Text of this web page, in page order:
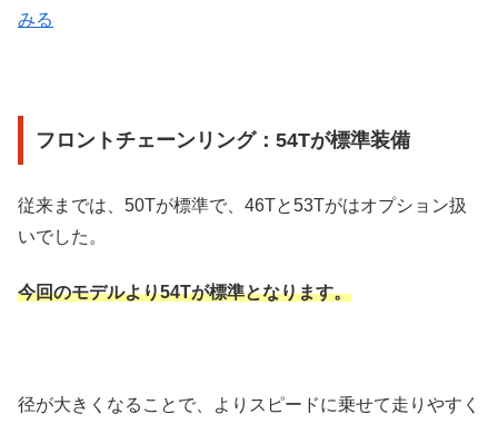
みる
フロントチェーンリング：54Tが標準装備
従来までは、50Tが標準で、46Tと53Tがはオプション扱
いでした。
今回のモデルより54Tが標準となります。
径が大きくなることで、よりスピードに乗せて走りやすく